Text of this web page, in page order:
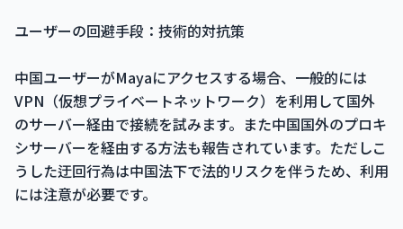
ユーザーの回避手段：技術的対抗策
中国ユーザーがMayaにアクセスする場合、一般的には
VPN（仮想プライベートネットワーク）を利用して国外
のサーバー経由で接続を試みます。また中国国外のプロキ
シサーバーを経由する方法も報告されています。ただしこ
うした迂回行為は中国法下で法的リスクを伴うため、利用
には注意が必要です。